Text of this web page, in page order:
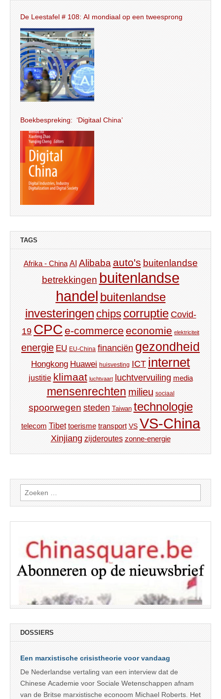
De Leestafel # 108: AI mondiaal op een tweesprong
Boekbespreking: ‘Digitaal China’
TAGS
Afrika - China AI Alibaba auto's buitenlandse
betrekkingen buitenlandse
handel buitenlandse
investeringen chips corruptie Covid-
19 CPC e-commerce economie elektriciteit
energie EU EU-China financiën gezondheid
Hongkong Huawei huisvesting ICT internet
justitie klimaat luchtvaart luchtvervuiling media
mensenrechten milieu sociaal
spoorwegen steden Taiwan technologie
telecom Tibet toerisme transport VS VS-China
Xinjiang zijderoutes zonne-energie
Zoeken
naar:
DOSSIERS
Een marxistische crisistheorie voor vandaag
De Nederlandse vertaling van een interview dat de
Chinese Academie voor Sociale Wetenschappen afnam
van de Britse marxistische econoom Michael Roberts. Het